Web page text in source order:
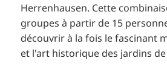
Herrenhausen. Cette
groupes à partir de 15
découvrir à la fois le fascinant
et l'art historique des jardins